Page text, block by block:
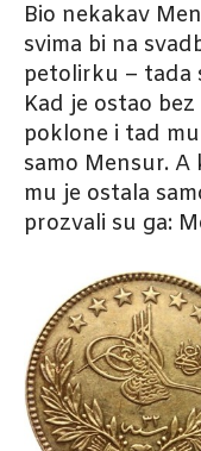
Bio nekakav
svima bi na
petolirku – tada
Kad je ostao
poklone i tad
samo Mensur.
mu je ostala
prozvali su ga: